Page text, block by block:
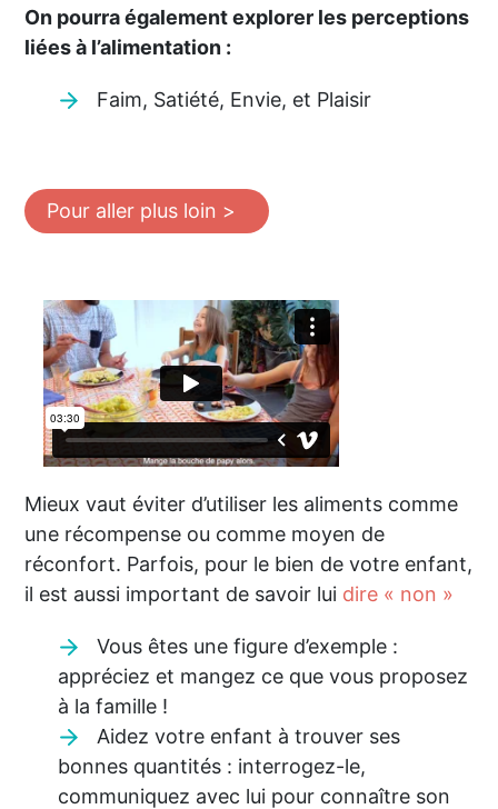
On pourra également explorer les perceptions
liées à l’alimentation :
Faim, Satiété, Envie, et Plaisir
Pour aller plus loin >
Mieux vaut éviter d’utiliser les aliments comme
une récompense ou comme moyen de
réconfort. Parfois, pour le bien de votre enfant,
il est aussi important de savoir lui dire « non »
Vous êtes une figure d’exemple :
appréciez et mangez ce que vous proposez
à la famille !
Aidez votre enfant à trouver ses
bonnes quantités : interrogez-le,
communiquez avec lui pour connaître son